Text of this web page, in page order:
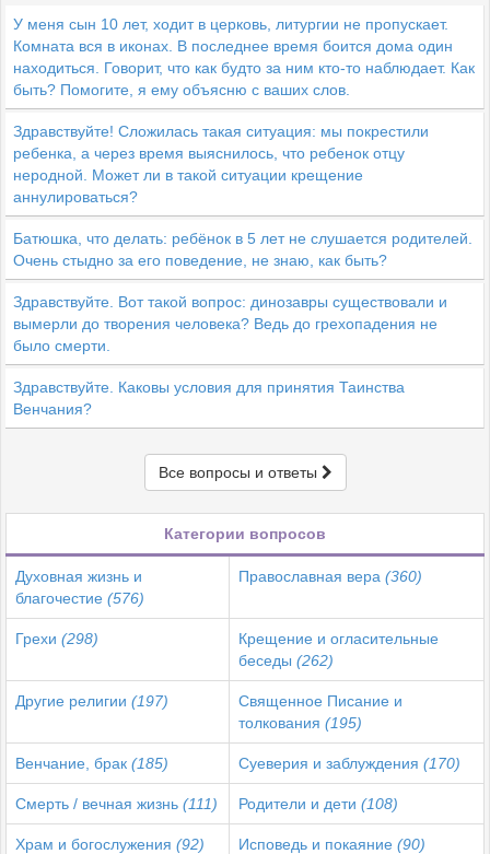
У меня сын 10 лет, ходит в церковь, литургии не пропускает.
Комната вся в иконах. В последнее время боится дома один
находиться. Говорит, что как будто за ним кто-то наблюдает. Как
быть? Помогите, я ему объясню с ваших слов.
Здравствуйте! Сложилась такая ситуация: мы покрестили
ребенка, а через время выяснилось, что ребенок отцу
неродной. Может ли в такой ситуации крещение
аннулироваться?
Батюшка, что делать: ребёнок в 5 лет не слушается родителей.
Очень стыдно за его поведение, не знаю, как быть?
Здравствуйте. Вот такой вопрос: динозавры существовали и
вымерли до творения человека? Ведь до грехопадения не
было смерти.
Здравствуйте. Каковы условия для принятия Таинства
Венчания?
Все вопросы и ответы
Категории вопросов
Духовная жизнь и
благочестие (576)
Православная вера (360)
Грехи (298)
Крещение и огласительные
беседы (262)
Другие религии (197)
Священное Писание и
толкования (195)
Венчание, брак (185) Суеверия и заблуждения (170)
Смерть / вечная жизнь (111) Родители и дети (108)
Храм и богослужения (92) Исповедь и покаяние (90)